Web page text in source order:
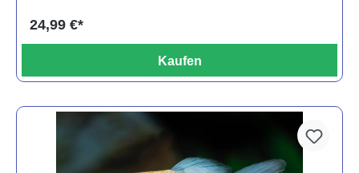
24,99 €*
Kaufen